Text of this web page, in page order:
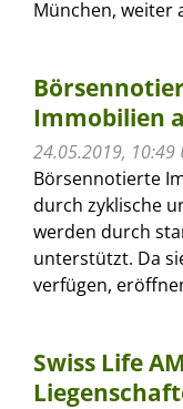
München, weiter
Immobilien
24.05.2019, 10:49
Börsennotierte
durch zyklische
werden durch
unterstützt. Da
verfügen,
Swiss Life